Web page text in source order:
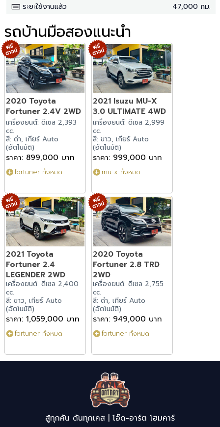
ระยะใช้งานแล้ว
47,000 กม.
รถบ้านมือสองแนะนำ
2020 Toyota
Fortuner 2.4V 2WD
เครื่องยนต์: ดีเซล 2,393
cc.
สี: ดำ, เกียร์ Auto
(อัตโนมัติ)
ราคา: 899,000 บาท
fortuner ทั้งหมด
2021 Isuzu MU-X
3.0 ULTIMATE 4WD
เครื่องยนต์: ดีเซล 2,999
cc.
สี: ขาว, เกียร์ Auto
(อัตโนมัติ)
ราคา: 999,000 บาท
mu-x ทั้งหมด
2021 Toyota
Fortuner 2.4
LEGENDER 2WD
เครื่องยนต์: ดีเซล 2,400
cc.
สี: ขาว, เกียร์ Auto
(อัตโนมัติ)
ราคา: 1,059,000 บาท
fortuner ทั้งหมด
2020 Toyota
Fortuner 2.8 TRD
2WD
เครื่องยนต์: ดีเซล 2,755
cc.
สี: ดำ, เกียร์ Auto
(อัตโนมัติ)
ราคา: 949,000 บาท
fortuner ทั้งหมด
สู้ทุกคัน ดันทุกเคส | โอ๊ด-อาร์ต โฮมคาร์